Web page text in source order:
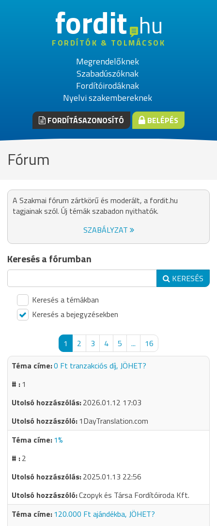
fordithu
FORDÍTÓK & TOLMÁCSOK
Megrendelőknek
Szabadúszóknak
Fordítóirodáknak
Nyelvi szakembereknek
FORDÍTÁSAZONOSÍTÓ BELÉPÉS
Fórum
A Szakmai fórum zártkörű és moderált, a fordit.hu
tagjainak szól. Új témák szabadon nyithatók.
SZABÁLYZAT
Keresés a fórumban
KERESÉS
Keresés a témákban
Keresés a bejegyzésekben
1 2 3 4 5 ...
16
0 Ft tranzakciós díj, JÖHET?
1
2026.01.12 17:03
1DayTranslation.com
1%
2
2025.01.13 22:56
Czopyk és Társa Fordítóiroda Kft.
120.000 Ft ajándékba, JÖHET?